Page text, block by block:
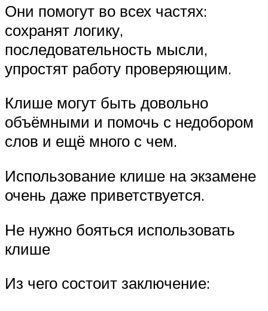
Они помогут во всех частях:
сохранят логику,
последовательность мысли,
упростят работу проверяющим.
Клише могут быть довольно
объёмными и помочь с недобором
слов и ещё много с чем.
Использование клише на экзамене
очень даже приветствуется.
Не нужно бояться использовать
клише
Из чего состоит заключение: